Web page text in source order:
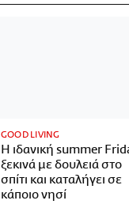
GOOD LIVING
Η ιδανική summer
ξεκινά με δουλειά στο
σπίτι και καταλήγει σε
κάποιο νησί